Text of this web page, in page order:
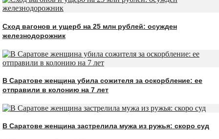
Сход вагонов и ущерб на 25 млн рублей: осужден
железнодорожник
В Саратове женщина убила сожителя за оскорбление: ее
отправили в колонию на 7 лет
В Саратове женщина застрелила мужа из ружья: скоро суд